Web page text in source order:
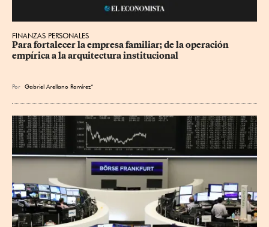
FINANZAS PERSONALES
Para fortalecer la empresa familiar; de la operación
empírica a la arquitectura institucional
Por Gabriel Arellano Ramírez*